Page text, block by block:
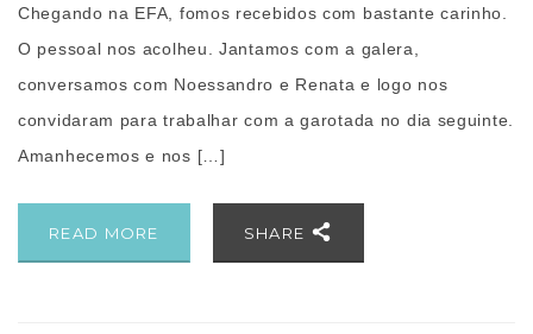
Chegando na EFA, fomos recebidos com bastante carinho.
O pessoal nos acolheu. Jantamos com a galera,
conversamos com Noessandro e Renata e logo nos
convidaram para trabalhar com a garotada no dia seguinte.
Amanhecemos e nos […]
READ MORE SHARE